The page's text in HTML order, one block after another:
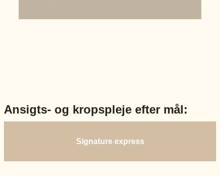
Ansigts- og kropspleje efter mål:
Signature express